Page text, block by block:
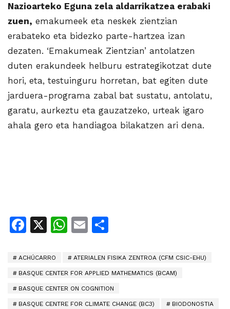
Nazioarteko Eguna zela aldarrikatzea erabaki
zuen, emakumeek eta neskek zientzian
erabateko eta bidezko parte-hartzea izan
dezaten. ‘Emakumeak Zientzian’ antolatzen
duten erakundeek helburu estrategikotzat dute
hori, eta, testuinguru horretan, bat egiten dute
jarduera-programa zabal bat sustatu, antolatu,
garatu, aurkeztu eta gauzatzeko, urteak igaro
ahala gero eta handiagoa bilakatzen ari dena.
Facebook
X WhatsApp
Email
ACHÚCARRO ATERIALEN FISIKA ZENTROA (CFM CSIC-EHU)
BASQUE CENTER FOR APPLIED MATHEMATICS (BCAM)
BASQUE CENTER ON COGNITION
BASQUE CENTRE FOR CLIMATE CHANGE (BC3) BIODONOSTIA